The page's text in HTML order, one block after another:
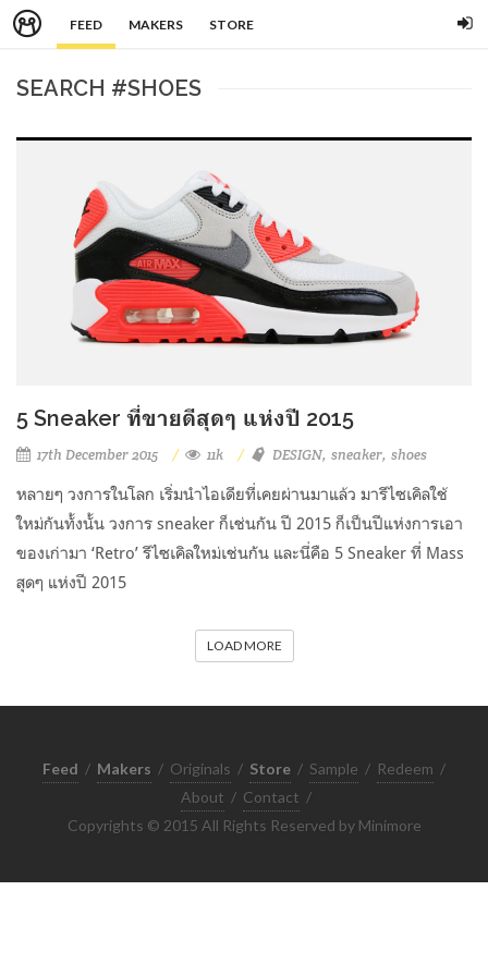
FEED MAKERS STORE
SEARCH #SHOES
5 Sneaker ที่ขายดีสุดๆ แห่งปี 2015
17th December 2015 11k DESIGN sneaker shoes
หลายๆ วงการในโลก เริ่มนำไอเดียที่เคยผ่านมาแล้ว มารีไซเคิลใช้
ใหม่กันทั้งนั้น วงการ sneaker ก็เช่นกัน ปี 2015 ก็เป็นปีแห่งการเอา
ของเก่ามา ‘Retro’ รีไซเคิลใหม่เช่นกัน และนี่คือ 5 Sneaker ที่ Mass
สุดๆ แห่งปี 2015
LOAD MORE
Feed / Makers / Originals / Store / Sample / Redeem /
About / Contact /
Copyrights © 2015 All Rights Reserved by Minimore